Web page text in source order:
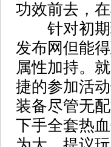
功效前去，
针对初期
发布网但能
属性加持。
捷的参加活
装备尽管无
下手全套热